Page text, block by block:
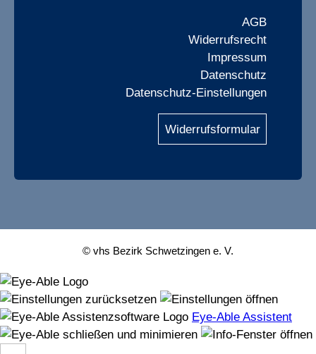
AGB
Widerrufsrecht
Impressum
Datenschutz
Datenschutz-Einstellungen
Widerrufsformular
© vhs Bezirk Schwetzingen e. V.